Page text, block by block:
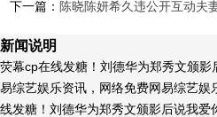
下一篇： 陈晓陈妍希久违公开互动夫
新闻说明
荧幕cp在线发糖！刘德华为郑秀文颁
易综艺娱乐资讯，网络免费网易综艺
线发糖！刘德华为郑秀文颁影后说我爱